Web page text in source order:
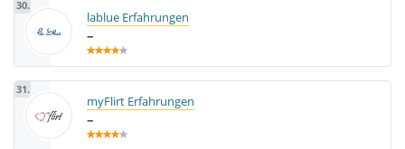
30.
lablue Erfahrungen
–
31.
myFlirt Erfahrungen
–